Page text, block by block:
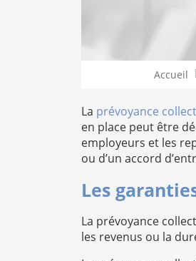
Accueil
La prévoyance
en place peut être
employeurs et les
ou d’un accord
Les
La prévoyance
les revenus ou la